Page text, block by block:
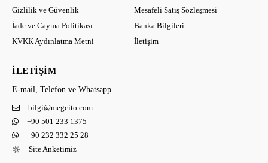
Gizlilik ve Güvenlik
İade ve Cayma Politikası
KVKK Aydınlatma Metni
Mesafeli Satış Sözleşmesi
Banka Bilgileri
İletişim
İLETIŞIM
E-mail, Telefon ve Whatsapp
bilgi@megcito.com
+90 501 233 1375
+90 232 332 25 28
Site Anketimiz